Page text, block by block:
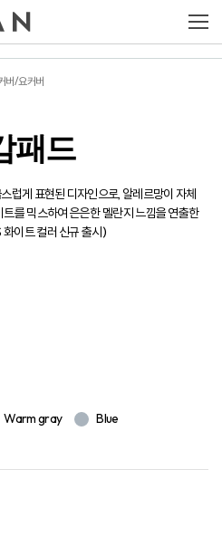
버/요커버
패드
럽게 표현된 디자인으로, 알레르망이 자체
를 믹스하여 은은한 멜란지 느낌을 연출한
이트 컬러 신규 출시)
Warm gray Blue